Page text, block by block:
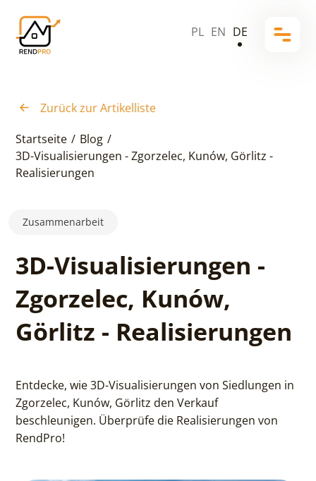
PL EN DE
Zurück zur Artikelliste
Startseite / Blog /
3D-Visualisierungen - Zgorzelec, Kunów, Görlitz -
Realisierungen
Zusammenarbeit
3D-Visualisierungen -
Zgorzelec, Kunów,
Görlitz - Realisierungen
Entdecke, wie 3D-Visualisierungen von Siedlungen in
Zgorzelec, Kunów, Görlitz den Verkauf
beschleunigen. Überprüfe die Realisierungen von
RendPro!